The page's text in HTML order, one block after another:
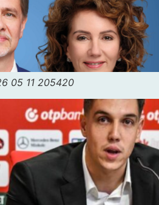
05 11 205420